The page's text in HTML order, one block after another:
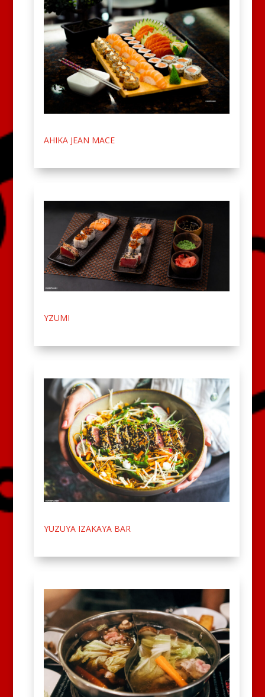
AHIKA JEAN MACE
YZUMI
YUZUYA IZAKAYA BAR